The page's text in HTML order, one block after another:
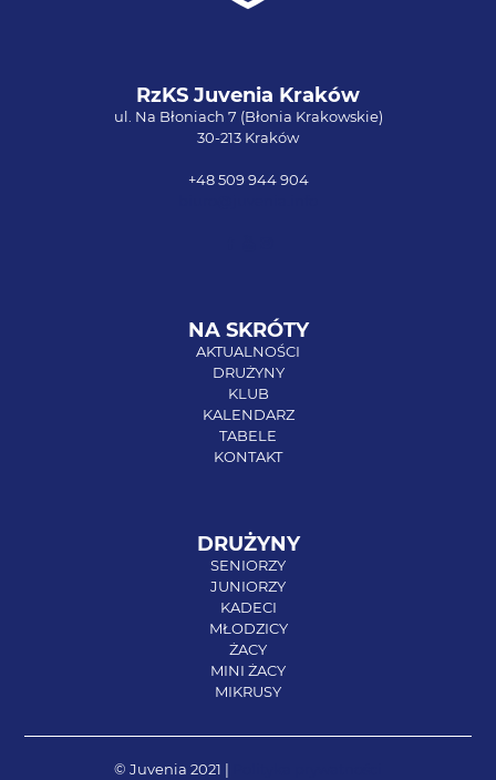
RzKS Juvenia Kraków
ul. Na Błoniach 7 (Błonia Krakowskie)
30-213 Kraków
+48 509 944 904
NA SKRÓTY
AKTUALNOŚCI
DRUŻYNY
KLUB
KALENDARZ
TABELE
KONTAKT
DRUŻYNY
SENIORZY
JUNIORZY
KADECI
MŁODZICY
ŻACY
MINI ŻACY
MIKRUSY
© Juvenia 2021 |